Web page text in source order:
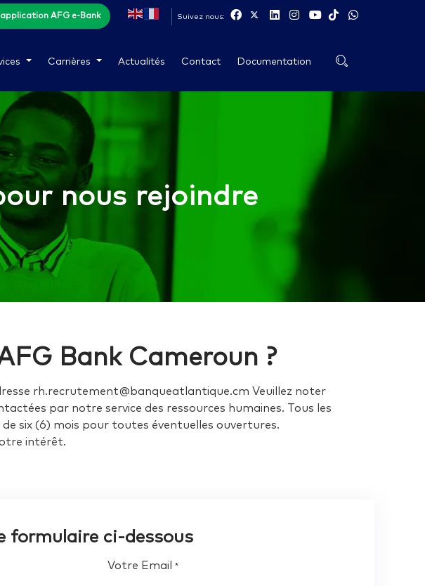
AFG e-Bank Suivez nous:
Carrières Actualités Contact Documentation
nous rejoindre
Bank Cameroun ?
rh.recrutement@banqueatlantique.cm Veuillez noter
par notre service des ressources humaines. Tous les
six (6) mois pour toutes éventuelles ouvertures.
intérêt.
formulaire ci-dessous
Votre Email *